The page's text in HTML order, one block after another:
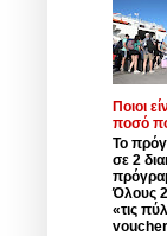
Ποιοι
ποσό
Το
σε 2
Όλους
«τις